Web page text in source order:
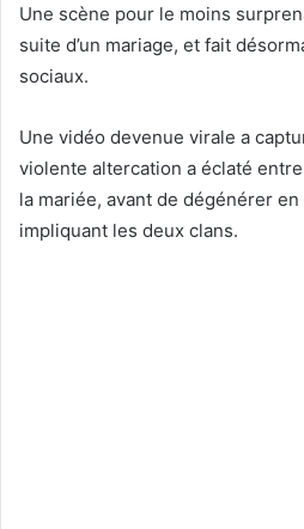
Une scène pour le moins
suite d’un mariage, et fait
sociaux.
Une vidéo devenue virale a
violente altercation a éclaté
la mariée, avant de dégénérer
impliquant les deux clans.